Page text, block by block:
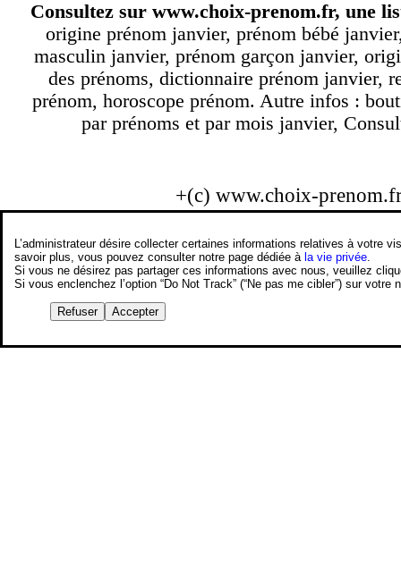
Consultez sur www.choix-prenom.fr, une
origine prénom janvier, prénom bébé
masculin janvier, prénom garçon janvier,
des prénoms, dictionnaire prénom janvier,
prénom, horoscope prénom. Autre infos :
par prénoms et par mois janvier,
+(c) www.choix-
L’administrateur désire collecter certaines informations relatives à votre
savoir plus, vous pouvez consulter notre page dédiée àla vie privée
Si vous ne désirez pas partager ces informations avec nous, veuillez
Si vous enclenchez l’option “Do Not Track” (“Ne pas me cibler”) sur
Refuser Accepter